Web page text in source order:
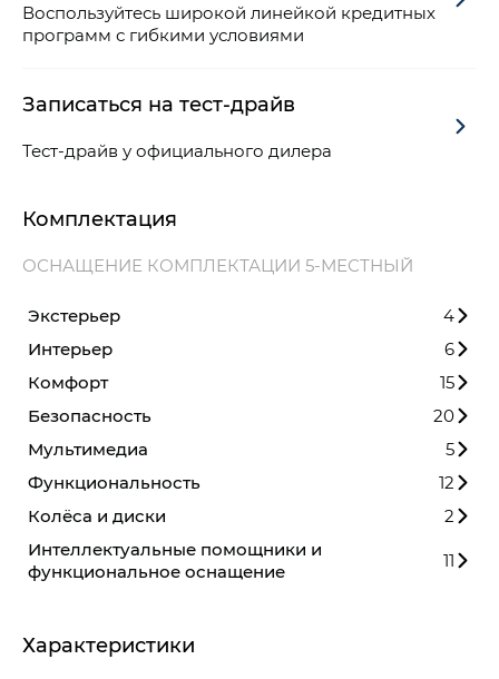
Воспользуйтесь широкой линейкой кредитных
программ с гибкими условиями
Записаться на тест-драйв
Тест-драйв у официального дилера
Комплектация
ОСНАЩЕНИЕ КОМПЛЕКТАЦИИ 5-МЕСТНЫЙ
Экстерьер
4
Интерьер
6
Комфорт
15
Безопасность
20
Мультимедиа
5
Функциональность
12
Колёса и диски
2
Интеллектуальные помощники и
функциональное оснащение
11
Характеристики